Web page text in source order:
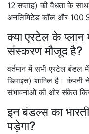
12 सप्ताह) की वैधता के
अनलिमिटेड कॉल और 100
क्या एरटेल के
संस्करण मौजूद है?
वर्तमान में सभी एरटेल
डिवाइस) शामिल है। कंपनी
संभावनाओं की ओर संकेत
इन बंडल्स का
पड़ेगा?